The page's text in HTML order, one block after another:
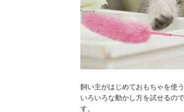
飼い主がはじめておもちゃを使
いろいろな動かし方を試せるので
す。